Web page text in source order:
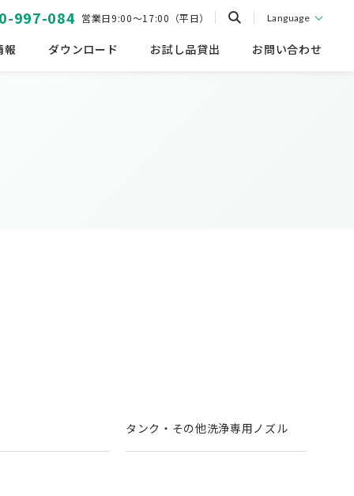
報 ダウンロード お試し品貸出 お問い合わせ
997-084 営業日9:00～17:00（平日） Language
タンク・その他洗浄専用ノズル